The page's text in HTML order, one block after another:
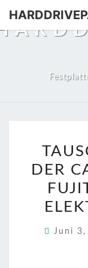
DER
Juni 3,